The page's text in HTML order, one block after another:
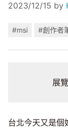
2023/12/15 by
#msi #創作者
展
台北今天又是個